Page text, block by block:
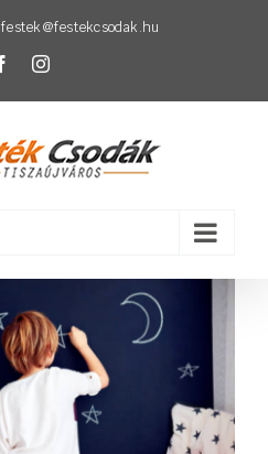
festek@festekcsodak.hu
FacebookInstagram